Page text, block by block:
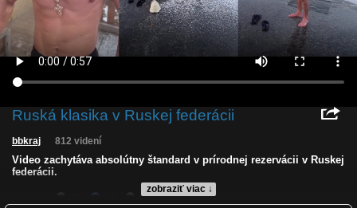
Ruská klasika v Ruskej federácii
zobraziť viac ↓
bbkraj 812 videní
Video zachytáva absolútny štandard v prírodnej rezervácii v Ruskej
federácii.
LQ